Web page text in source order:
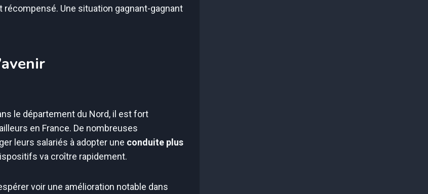
Une situation gagnant-gagnant
le département du Nord, il est fort
en France. De nombreuses
leurs salariés à adopter une conduite plus
va croître rapidement.
voir une amélioration notable dans